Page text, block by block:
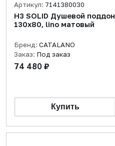
Артикул: 7141380030
H3 SOLID Душевой поддон
130x80, lino матовый
Бренд: CATALANO
Заказ: Под заказ
74 480 ₽